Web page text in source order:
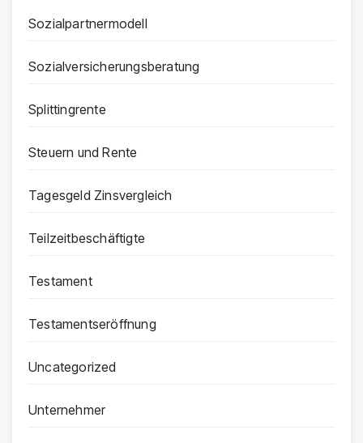
Sozialpartnermodell
Sozialversicherungsberatung
Splittingrente
Steuern und Rente
Tagesgeld Zinsvergleich
Teilzeitbeschäftigte
Testament
Testamentseröffnung
Uncategorized
Unternehmer